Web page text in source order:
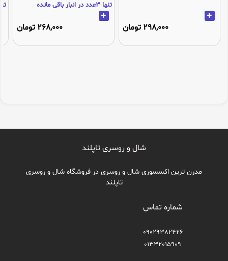
+
298,000 تومان
تنها 3عدد در انبار باقی مانده
+
268,000 تومان
تنها 2عدد
شال و روسری تاپلند
مدرن ترین اکسسوری شال و روسری در فروشگاه شال و روسری
تاپلند
شماره تماس
09029382426
01332015909